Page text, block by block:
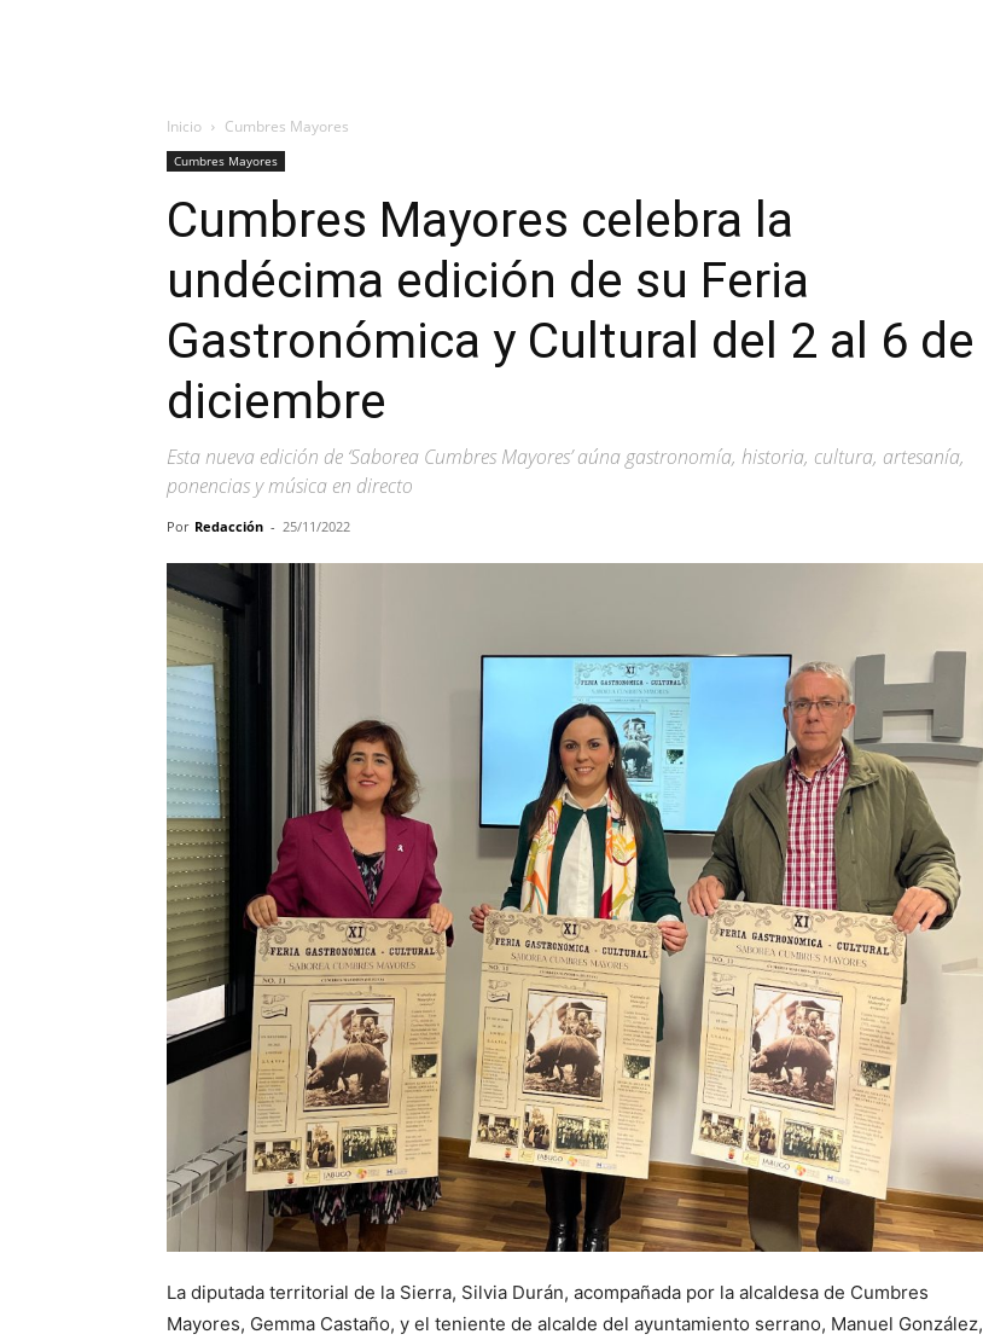
Inicio Cumbres Mayores
Cumbres Mayores
Cumbres Mayores celebra la
undécima edición de su Feria
Gastronómica y Cultural del 2 al 6 de
diciembre
Esta nueva edición de ‘Saborea Cumbres Mayores’ aúna gastronomía, historia, cultura, artesanía,
ponencias y música en directo
Por Redacción - 25/11/2022
La diputada territorial de la Sierra, Silvia Durán, acompañada por la alcaldesa de Cumbres
Mayores, Gemma Castaño, y el teniente de alcalde del ayuntamiento serrano, Manuel González,